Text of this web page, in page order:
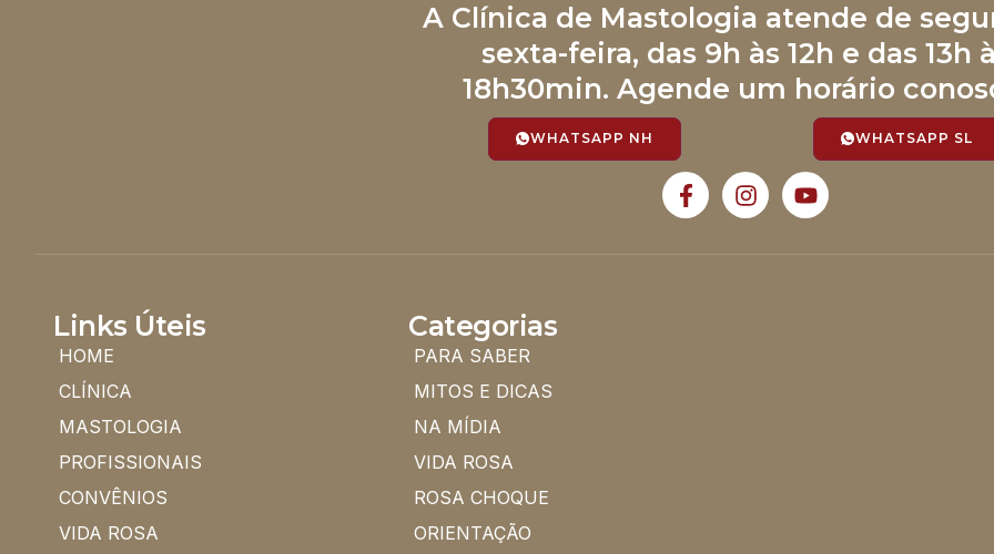
A Clínica de Mastologia atende de
sexta-feira, das 9h às 12h e das 13h
18h30min. Agende um horário
WHATSAPP NH WHATSAPP SL
Links Úteis
HOME
CLÍNICA
MASTOLOGIA
PROFISSIONAIS
CONVÊNIOS
VIDA ROSA
Categorias
PARA SABER
MITOS E DICAS
NA MÍDIA
VIDA ROSA
ROSA CHOQUE
ORIENTAÇÃO